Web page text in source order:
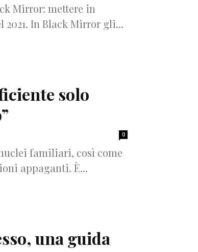
Mirror: mettere in
In Black Mirror gli...
solo
0
familiari, così come
appaganti. È...
una guida